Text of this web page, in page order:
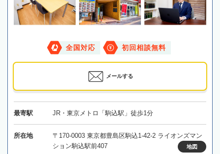
全国対応 初回相談無料
メールする
最寄駅 JR・東京メトロ「駒込駅」徒歩1分
所在地
〒170-0003 東京都豊島区駒込1-42-2 ライオンズマン
ション駒込駅前407
地図